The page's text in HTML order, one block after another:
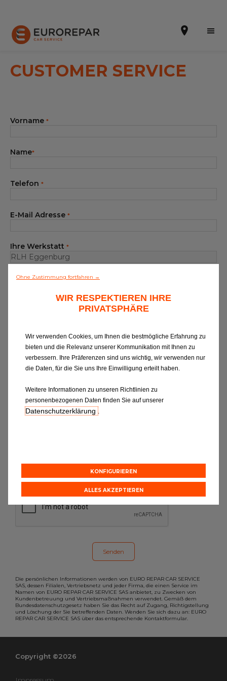
Die Marke
Dem Netz beitreten
Kontakt
Alle Werkstätten
Dem Netz beitreten
CUSTOMER SERVICE
möchten, dann füllen Sie bitte das
Vorname *
Name*
Telefon *
E-Mail Adresse *
Ihre Werkstatt *
Empfänger
Betreff Ihrer Nachricht*
Ihre Nachricht
Die persönlichen Informationen werden von EURO REPAR CAR SERVICE
SAS, dessen Filialen, Vertriebsnetz und jeder Firma, die einen Service im
Namen von EURO REPAR CAR SERVICE SAS anbietet, zu Zwecken von
Kundenbetreuung und Vertriebsmaßnahmen verwendet. Gemäß dem
Bundesdatenschutzgesetz haben Sie das Recht auf Zugang, Richtigstellung
und Löschung der Sie betreffenden Daten. Wenden Sie sich dazu an: EURO
REPAR CAR SERVICE SAS über das entsprechende Kontaktformular.
Copyright ©2026
Ohne Zustimmung fortfahren →
WIR RESPEKTIEREN IHRE
PRIVATSPHÄRE
Wir verwenden Cookies, um Ihnen die bestmögliche Erfahrung zu
bieten und die Relevanz unserer Kommunikation mit Ihnen zu
verbessern. Ihre Präferenzen sind uns wichtig, wir verwenden nur
die Daten, für die Sie uns Ihre Einwilligung erteilt haben.
Weitere Informationen zu unseren Richtlinien zu
personenbezogenen Daten finden Sie auf unserer
Datenschutzerklärung .
KONFIGURIEREN
ALLES AKZEPTIEREN